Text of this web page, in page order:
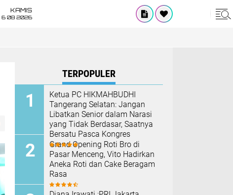
KAMIS
6 08 2026
TERPOPULER
Ketua PC HIKMAHBUDHI
Tangerang Selatan: Jangan
Libatkan Senior dalam Narasi
yang Tidak Berdasar, Saatnya
Bersatu Pasca Kongres
Grand Opening Roti Bro di
Pasar Menceng, Vito Hadirkan
Aneka Roti dan Cake Beragam
Rasa